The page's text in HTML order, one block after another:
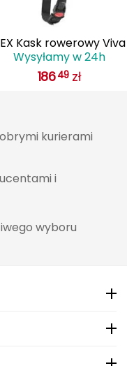
Kask rowerowy
biały
Wysyłamy w 24h
18649 zł
kurierami
i
wyboru